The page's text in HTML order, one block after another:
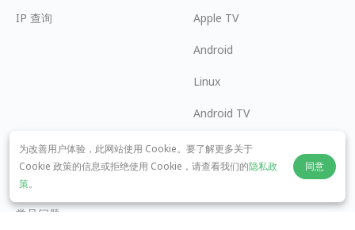
IP 查询 Apple TV
Android
Linux
Android TV
帮助中心
panda7x24@gmail.com
常见问题
合作
为改善用户体验，此网站使用 Cookie。要了解更多关于
Cookie 政策的信息或拒绝使用 Cookie，请查看我们的隐私政
策。
同意